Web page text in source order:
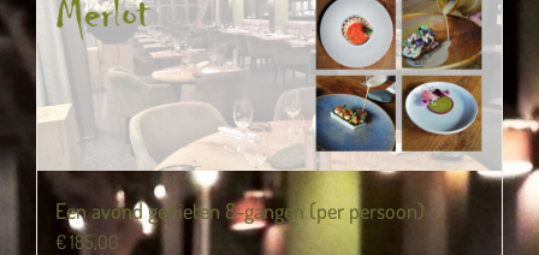
Een avond genieten 8-gangen (per persoon)
€185,00